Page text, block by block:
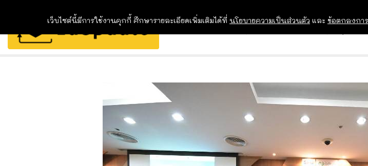
เว็บไซต์นี้มีการใช้งานคุกกี้ ศึกษารายละเอียดเพิ่มเติมได้ที่ นโยบายความเป็นส่วนตัว และ ข้อตกลงกา